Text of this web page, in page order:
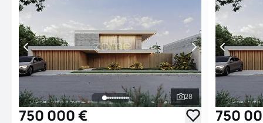
Ver todas as
28
750 000 € 750